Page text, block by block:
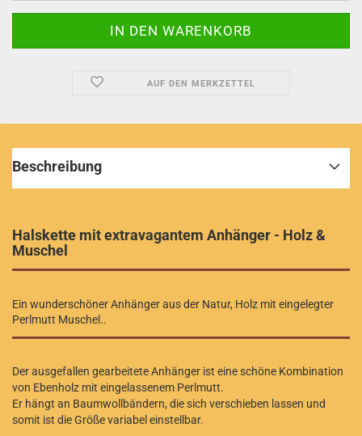
AUF DEN MERKZETTEL
Beschreibung
Halskette mit extravagantem Anhänger - Holz &
Muschel
Ein wunderschöner Anhänger aus der Natur, Holz mit eingelegter
Perlmutt Muschel..
Der ausgefallen gearbeitete Anhänger ist eine schöne Kombination
von Ebenholz mit eingelassenem Perlmutt.
Er hängt an Baumwollbändern, die sich verschieben lassen und
somit ist die Größe variabel einstellbar.